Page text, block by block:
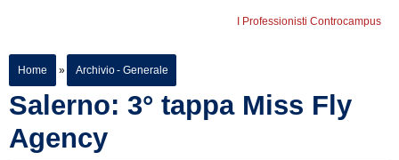
I Professionisti Controcampus
Home » Archivio - Generale
Salerno: 3° tappa Miss Fly
Agency